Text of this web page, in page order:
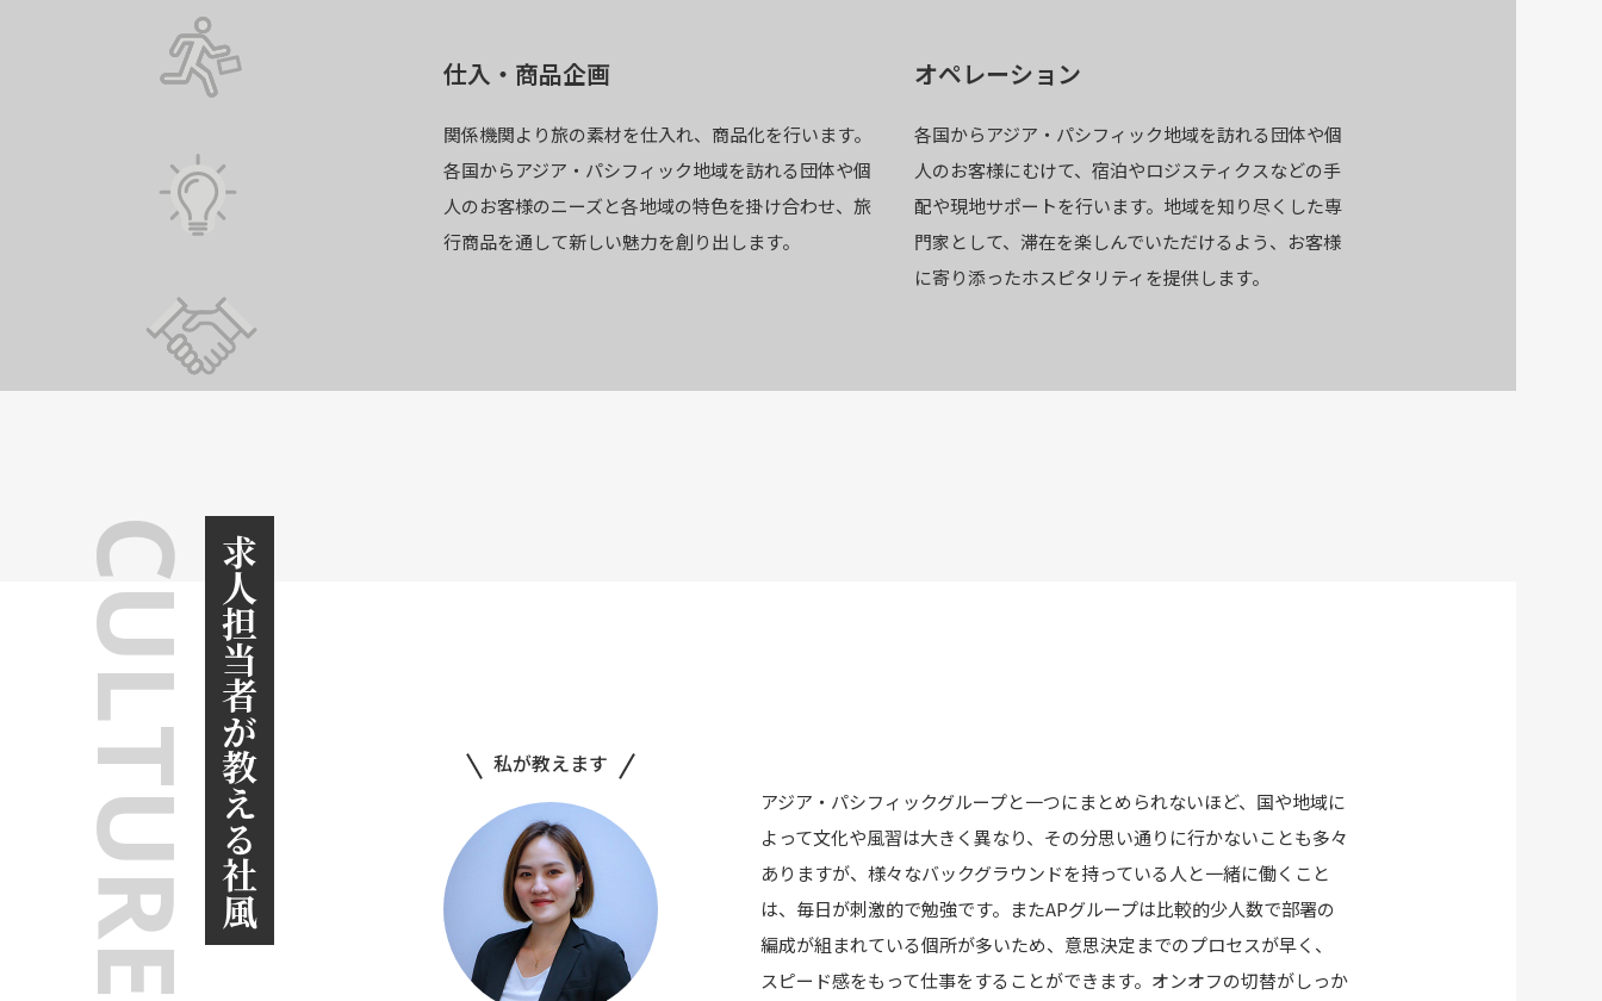
仕入・商品企画
関係機関より旅の素材を仕入れ、商品化を行います。
各国からアジア・パシフィック地域を訪れる団体や個
人のお客様のニーズと各地域の特色を掛け合わせ、旅
行商品を通して新しい魅力を創り出します。
オペレーション
各国からアジア・パシフィック地域を訪れる団体や個
人のお客様にむけて、宿泊やロジスティクスなどの手
配や現地サポートを行います。地域を知り尽くした専
門家として、滞在を楽しんでいただけるよう、お客様
に寄り添ったホスピタリティを提供します。
求人担当者が教える社風
CULTURE 私が教えます
アジア・パシフィックグループと一つにまとめられないほど、国や地域に
よって文化や風習は大きく異なり、その分思い通りに行かないことも多々
ありますが、様々なバックグラウンドを持っている人と一緒に働くこと
は、毎日が刺激的で勉強です。またAPグループは比較的少人数で部署の
編成が組まれている個所が多いため、意思決定までのプロセスが早く、
スピード感をもって仕事をすることができます。オンオフの切替がしっか